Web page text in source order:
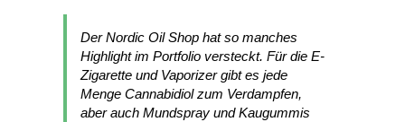
Der Nordic Oil Shop hat so manches
Highlight im Portfolio versteckt. Für die E-
Zigarette und Vaporizer gibt es jede
Menge Cannabidiol zum Verdampfen,
aber auch Mundspray und Kaugummis